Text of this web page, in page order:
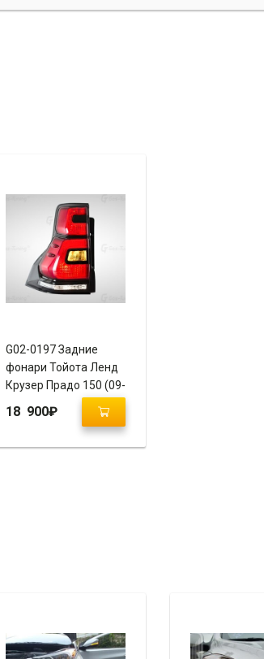
G02-0197 Задние
фонари Тойота Ленд
Крузер Прадо 150 (09-
17) “Restyle 2 Edition”
18 900₽